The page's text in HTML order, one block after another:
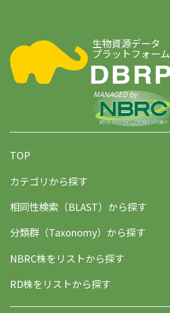
生物資源データ
プラットフォーム
MANAGED by
TOP
カテゴリから探す
相同性検索（BLAST）から探す
分類群（Taxonomy）から探す
NBRC株をリストから探す
RD株をリストから探す